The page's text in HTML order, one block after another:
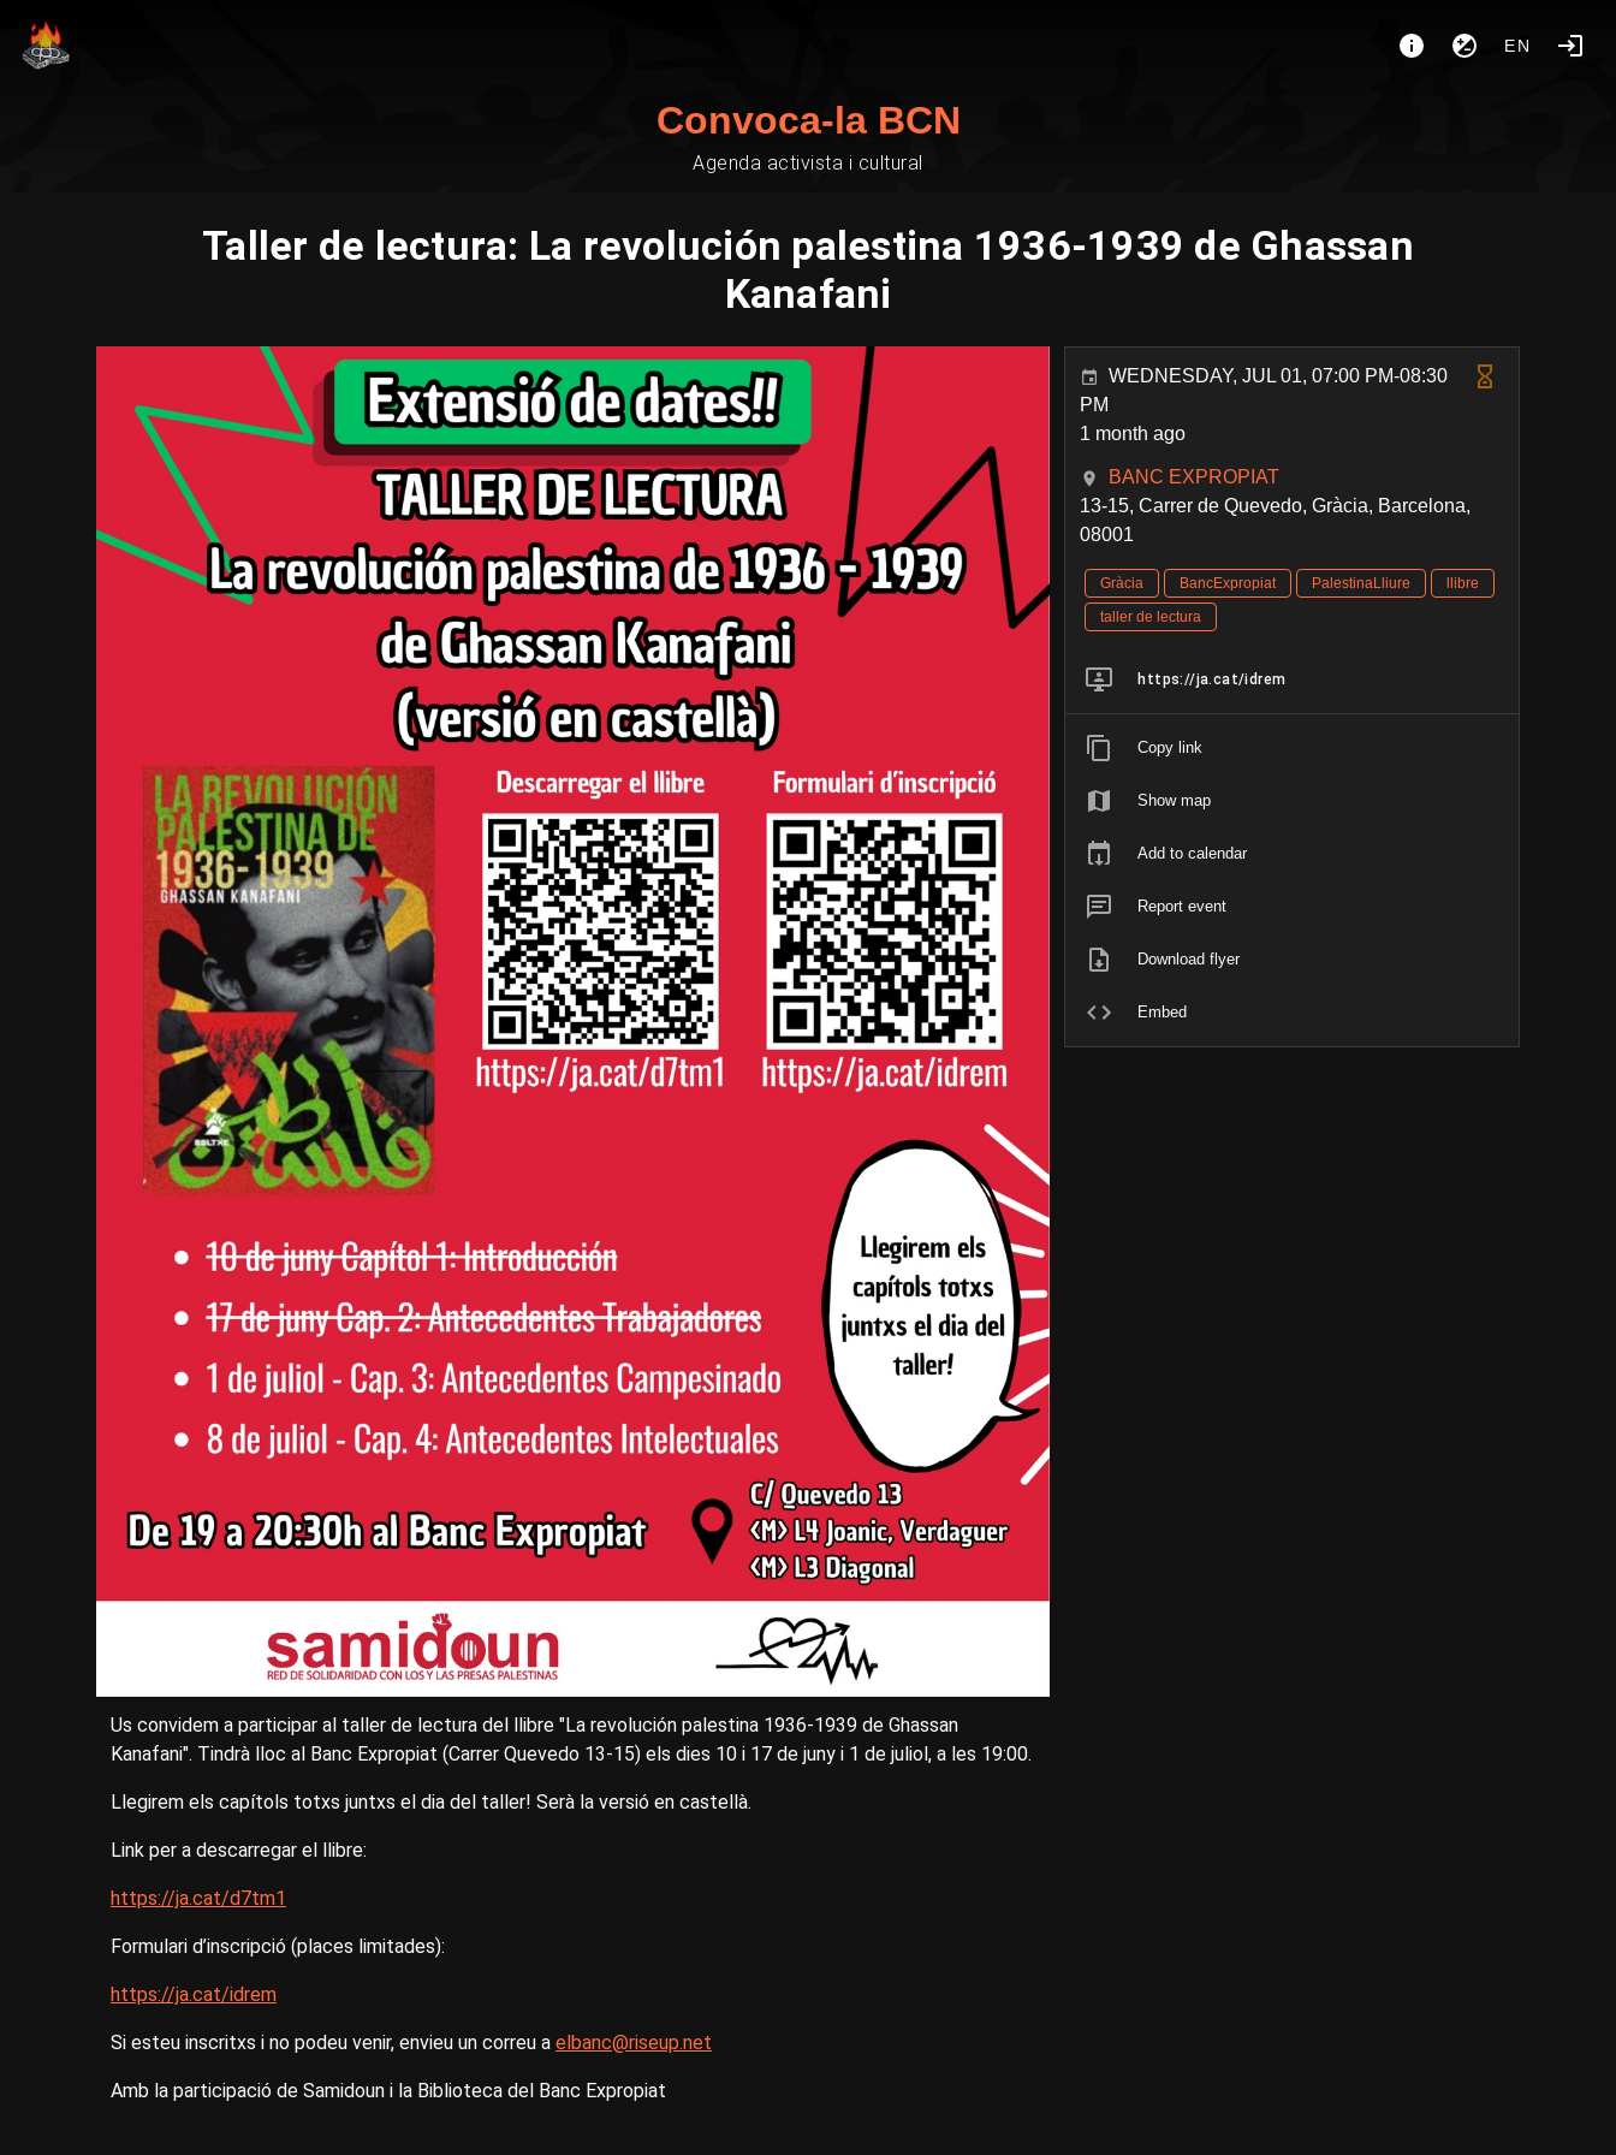
EN
Convoca-la BCN
Agenda activista i cultural
Taller de lectura: La revolución palestina 1936-1939 de Ghassan
Kanafani
Us convidem a participar al taller de lectura del llibre "La revolución palestina 1936-1939 de Ghassan
Kanafani". Tindrà lloc al Banc Expropiat (Carrer Quevedo 13-15) els dies 10 i 17 de juny i 1 de juliol, a les 19:00.
Llegirem els capítols totxs juntxs el dia del taller! Serà la versió en castellà.
Link per a descarregar el llibre:
https://ja.cat/d7tm1
Formulari d’inscripció (places limitades):
https://ja.cat/idrem
Si esteu inscritxs i no podeu venir, envieu un correu a elbanc@riseup.net
Amb la participació de Samidoun i la Biblioteca del Banc Expropiat
WEDNESDAY, JUL 01, 07:00 PM-08:30
PM
1 month ago
BANC EXPROPIAT
13-15, Carrer de Quevedo, Gràcia, Barcelona,
08001
Gràcia BancExpropiat PalestinaLliure
llibre
taller de lectura
https://ja.cat/idrem
Copy link
Show map
Add to calendar
Report event
Download flyer
Embed